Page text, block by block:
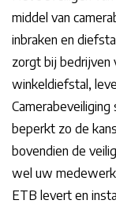
middel van
inbraken en
zorgt bij bedrijven
winkeldiefstal,
beperkt zo de
bovendien de
wel uw
ETB levert en